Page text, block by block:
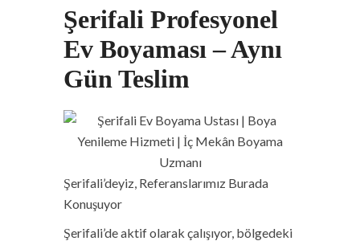
Şerifali Profesyonel
Ev Boyaması – Aynı
Gün Teslim
Şerifali’deyiz, Referanslarımız Burada
Konuşuyor
Şerifali’de aktif olarak çalışıyor, bölgedeki